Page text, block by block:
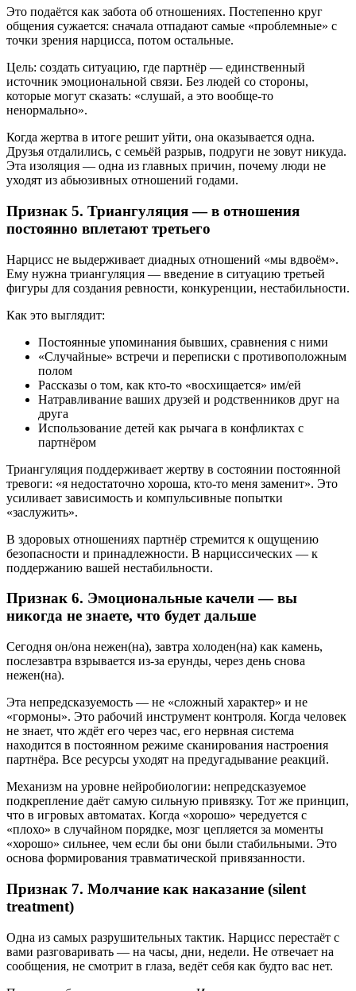
Это подаётся как забота об отношениях. Постепенно круг
общения сужается: сначала отпадают самые «проблемные» с
точки зрения нарцисса, потом остальные.
Цель: создать ситуацию, где партнёр — единственный
источник эмоциональной связи. Без людей со стороны,
которые могут сказать: «слушай, а это вообще-то
ненормально».
Когда жертва в итоге решит уйти, она оказывается одна.
Друзья отдалились, с семьёй разрыв, подруги не зовут никуда.
Эта изоляция — одна из главных причин, почему люди не
уходят из абьюзивных отношений годами.
Признак 5. Триангуляция — в отношения
постоянно вплетают третьего
Нарцисс не выдерживает диадных отношений «мы вдвоём».
Ему нужна триангуляция — введение в ситуацию третьей
фигуры для создания ревности, конкуренции, нестабильности.
Как это выглядит:
Постоянные упоминания бывших, сравнения с ними
«Случайные» встречи и переписки с противоположным
полом
Рассказы о том, как кто-то «восхищается» им/ей
Натравливание ваших друзей и родственников друг на
друга
Использование детей как рычага в конфликтах с
партнёром
Триангуляция поддерживает жертву в состоянии постоянной
тревоги: «я недостаточно хороша, кто-то меня заменит». Это
усиливает зависимость и компульсивные попытки
«заслужить».
В здоровых отношениях партнёр стремится к ощущению
безопасности и принадлежности. В нарциссических — к
поддержанию вашей нестабильности.
Признак 6. Эмоциональные качели — вы
никогда не знаете, что будет дальше
Сегодня он/она нежен(на), завтра холоден(на) как камень,
послезавтра взрывается из-за ерунды, через день снова
нежен(на).
Эта непредсказуемость — не «сложный характер» и не
«гормоны». Это рабочий инструмент контроля. Когда человек
не знает, что ждёт его через час, его нервная система
находится в постоянном режиме сканирования настроения
партнёра. Все ресурсы уходят на предугадывание реакций.
Механизм на уровне нейробиологии: непредсказуемое
подкрепление даёт самую сильную привязку. Тот же принцип,
что в игровых автоматах. Когда «хорошо» чередуется с
«плохо» в случайном порядке, мозг цепляется за моменты
«хорошо» сильнее, чем если бы они были стабильными. Это
основа формирования травматической привязанности.
Признак 7. Молчание как наказание (silent
treatment)
Одна из самых разрушительных тактик. Нарцисс перестаёт с
вами разговаривать — на часы, дни, недели. Не отвечает на
сообщения, не смотрит в глаза, ведёт себя как будто вас нет.